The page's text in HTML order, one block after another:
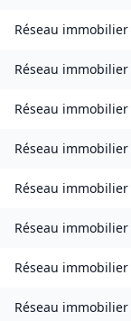
Réseau immobilier
Réseau immobilier
Réseau immobilier
Réseau immobilier
Réseau immobilier
Réseau immobilier
Réseau immobilier
Réseau immobilier